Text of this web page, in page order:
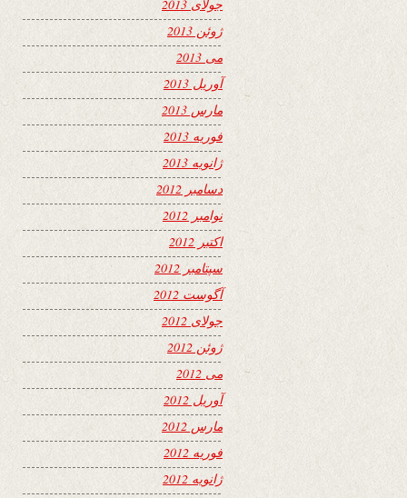
جولای 2013
ژوئن 2013
می 2013
آوریل 2013
مارس 2013
فوریه 2013
ژانویه 2013
دسامبر 2012
نوامبر 2012
اکتبر 2012
سپتامبر 2012
آگوست 2012
جولای 2012
ژوئن 2012
می 2012
آوریل 2012
مارس 2012
فوریه 2012
ژانویه 2012